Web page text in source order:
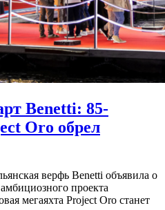
Benetti: 85-
Oro обрел
верфь Benetti объявила о
проекта
мегаяхта Project Oro станет